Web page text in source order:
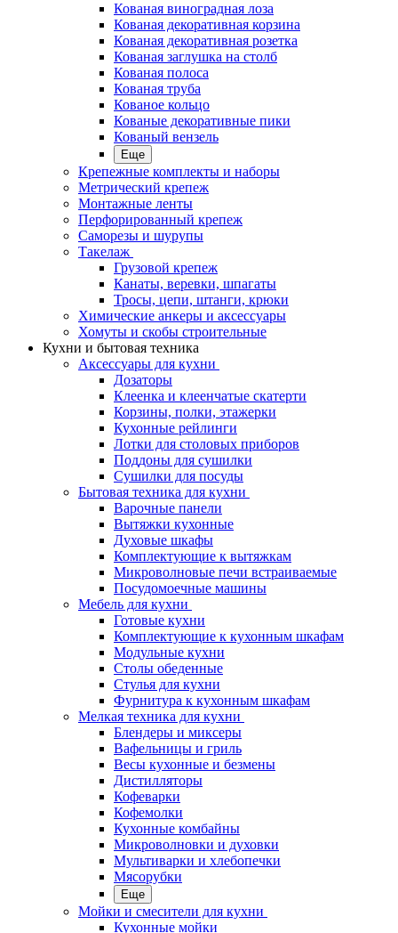
Кованая виноградная лоза
Кованая декоративная корзина
Кованая декоративная розетка
Кованая заглушка на столб
Кованая полоса
Кованая труба
Кованое кольцо
Кованые декоративные пики
Кованый вензель
Еще
Крепежные комплекты и наборы
Метрический крепеж
Монтажные ленты
Перфорированный крепеж
Саморезы и шурупы
Такелаж
Грузовой крепеж
Канаты, веревки, шпагаты
Тросы, цепи, штанги, крюки
Химические анкеры и аксессуары
Хомуты и скобы строительные
Кухни и бытовая техника
Аксессуары для кухни
Дозаторы
Клеенка и клеенчатые скатерти
Корзины, полки, этажерки
Кухонные рейлинги
Лотки для столовых приборов
Поддоны для сушилки
Сушилки для посуды
Бытовая техника для кухни
Варочные панели
Вытяжки кухонные
Духовые шкафы
Комплектующие к вытяжкам
Микроволновые печи встраиваемые
Посудомоечные машины
Мебель для кухни
Готовые кухни
Комплектующие к кухонным шкафам
Модульные кухни
Столы обеденные
Стулья для кухни
Фурнитура к кухонным шкафам
Мелкая техника для кухни
Блендеры и миксеры
Вафельницы и гриль
Весы кухонные и безмены
Дистилляторы
Кофеварки
Кофемолки
Кухонные комбайны
Микроволновки и духовки
Мультиварки и хлебопечки
Мясорубки
Еще
Мойки и смесители для кухни
Кухонные мойки